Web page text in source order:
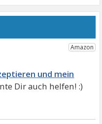
und mein